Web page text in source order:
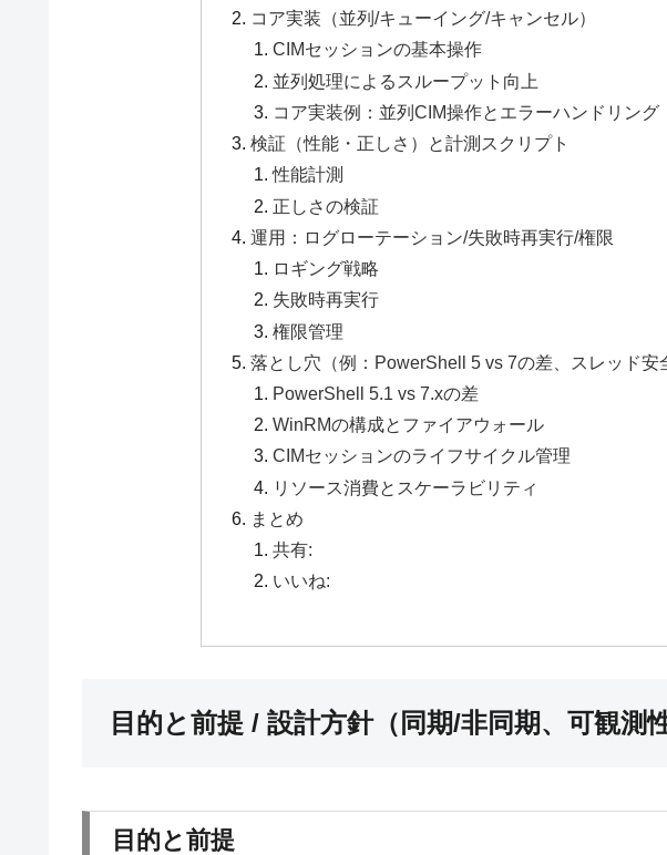
コア実装（並列/キューイング/キャンセル）
CIMセッションの基本操作
並列処理によるスループット向上
コア実装例：並列CIM操作とエラーハンドリング
検証（性能・正しさ）と計測スクリプト
性能計測
正しさの検証
運用：ログローテーション/失敗時再実行/権限
ロギング戦略
失敗時再実行
権限管理
落とし穴（例：PowerShell 5 vs 7の差、スレッド安
PowerShell 5.1 vs 7.xの差
WinRMの構成とファイアウォール
CIMセッションのライフサイクル管理
リソース消費とスケーラビリティ
まとめ
共有:
いいね:
目的と前提 / 設計方針（同期/非同期、可観測性
目的と前提